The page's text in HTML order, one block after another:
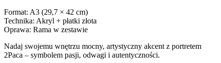
Format: A3 (29,7 × 42 cm)
Technika: Akryl + płatki złota
Oprawa: Rama w zestawie
Nadaj swojemu wnętrzu mocny, artystyczny akcent z portretem
2Paca – symbolem pasji, odwagi i autentyczności.